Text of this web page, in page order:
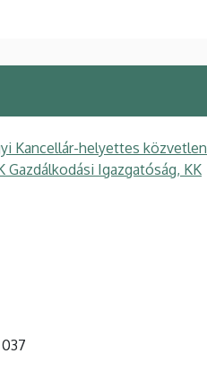
Kancellár-helyettes közvetlen
Igazgatóság, KK